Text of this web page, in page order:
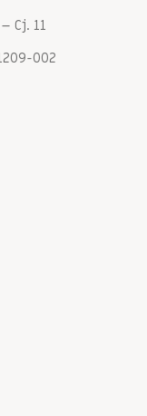
Cj. 11
002